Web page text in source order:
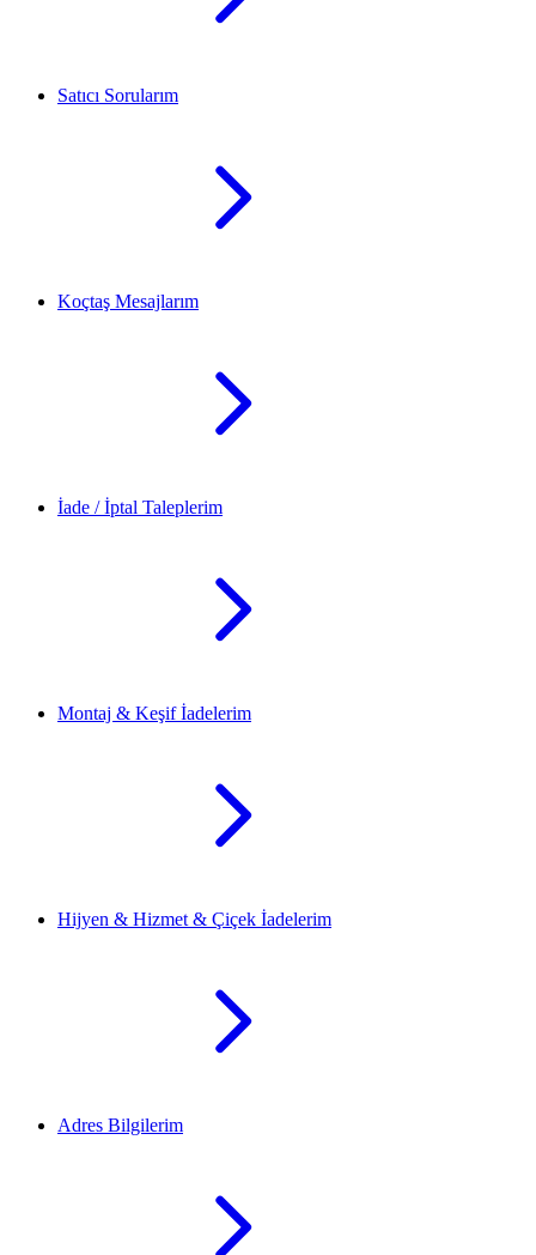
Satıcı Sorularım
Koçtaş Mesajlarım
İade / İptal Taleplerim
Montaj & Keşif İadelerim
Hijyen & Hizmet & Çiçek İadelerim
Adres Bilgilerim